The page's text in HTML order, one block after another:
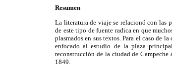
Resumen
La literatura de viaje se relacionó con las
de este tipo de fuente radica en que
plasmados en sus textos. Para el caso de
enfocado al estudio de la plaza
reconstrucción de la ciudad de
1849.